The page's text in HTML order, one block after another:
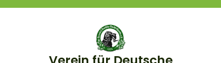
Skip